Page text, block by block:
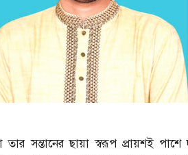
তার সন্তানের ছায়া স্বরূপ প্রায়শই পাশে